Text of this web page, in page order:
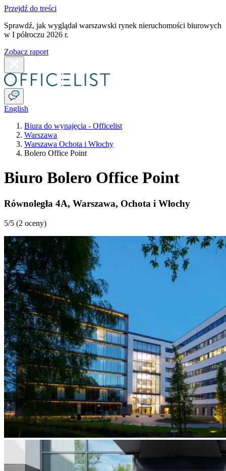
Przejdź do treści
Sprawdź, jak wyglądał warszawski rynek nieruchomości biurowych
w I półroczu 2026 r.
Zobacz raport
English
Biura do wynajęcia - Officelist
Warszawa
Warszawa Ochota i Włochy
Bolero Office Point
Biuro Bolero Office Point
Równoległa 4A, Warszawa, Ochota i Włochy
5/5 (2 oceny)